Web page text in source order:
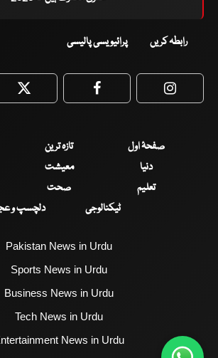
رابطہ کریں پرائیویسی پالیسی
Twitter Facebook
صفحۂ اول تازہ ترین
دنیا
معیشت
تعلیم
صحت
ٹیکنالوجی
دلچسپ و
Pakistan News in Urdu
Sports News in Urdu
Business News in Urdu
Tech News in Urdu
News in Urdu